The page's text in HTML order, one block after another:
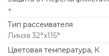
+
Тип рассеивателя
Линза 32°х115°
Цветовая температура, К